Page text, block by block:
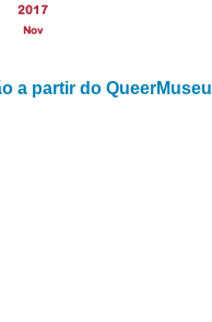
2017
Nov
a partir do QueerMuseu